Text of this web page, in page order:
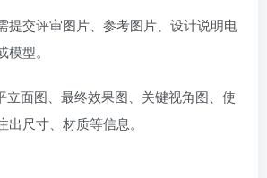
提交评审图片、参考图片、设计说明电
型。
面图、最终效果图、关键视角图、使
尺寸、材质等信息。